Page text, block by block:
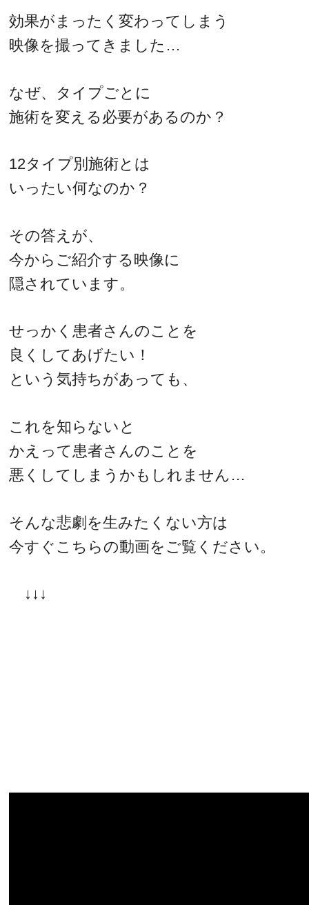
効果がまったく変わってしまう
映像を撮ってきました…
なぜ、タイプごとに
施術を変える必要があるのか？
12タイプ別施術とは
いったい何なのか？
その答えが、
今からご紹介する映像に
隠されています。
せっかく患者さんのことを
良くしてあげたい！
という気持ちがあっても、
これを知らないと
かえって患者さんのことを
悪くしてしまうかもしれません…
そんな悲劇を生みたくない方は
今すぐこちらの動画をご覧ください。
↓↓↓